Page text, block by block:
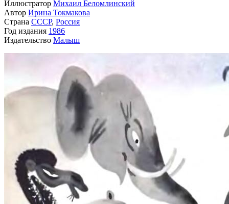
Иллюстратор Михаил Беломлинский
Автор Ирина Токмакова
Страна СССР, Россия
Год издания 1986
Издательство Малыш